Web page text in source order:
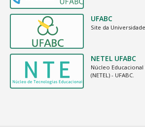
UFABC
Site da
NETEL UFABC
Núcleo
(NETEL) - UFABC.